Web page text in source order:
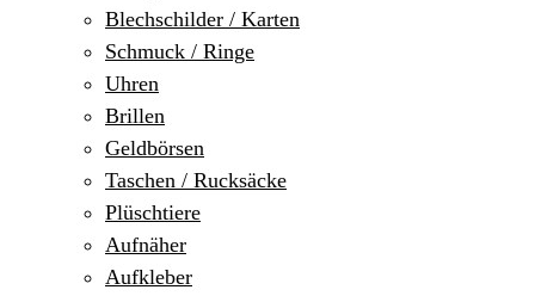
Blechschilder / Karten
Schmuck / Ringe
Uhren
Brillen
Geldbörsen
Taschen / Rucksäcke
Plüschtiere
Aufnäher
Aufkleber